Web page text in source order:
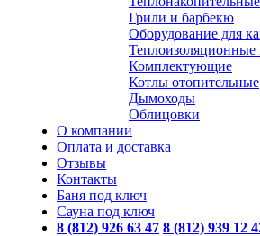
Грили и барбекю
Оборудование для
Теплоизоляционные
Комплектующие
Котлы отопительные
Дымоходы
Облицовки
О компании
Оплата и доставка
Отзывы
Контакты
Баня под ключ
Сауна под ключ
8 (812) 926 63 47 8 (812) 939 12